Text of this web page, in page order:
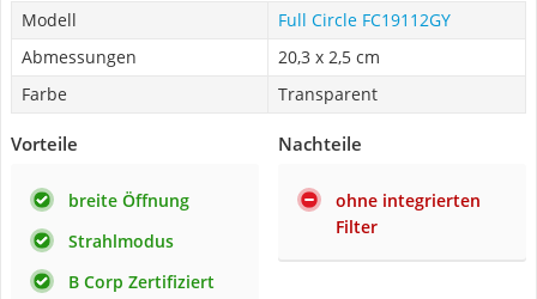
Modell
Full Circle FC19112GY
Abmessungen
20,3 x 2,5 cm
Farbe
Transparent
Vorteile
breite Öffnung
Strahlmodus
B Corp Zertifiziert
Nachteile
ohne integrierten
Filter